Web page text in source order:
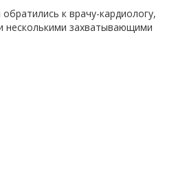
к врачу-кардиологу,
несколькими захватывающими